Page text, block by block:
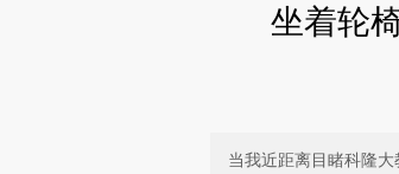
坐着轮
当我近距离目睹科隆